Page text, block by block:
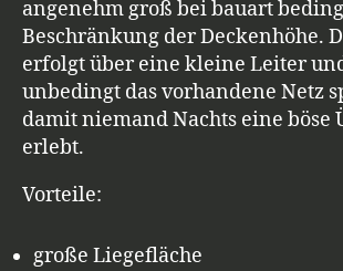
angenehm groß bei bauart
Beschränkung der Deckenhöhe.
erfolgt über eine kleine Leiter
unbedingt das vorhandene Netz
damit niemand Nachts eine böse
erlebt.
Vorteile:
große Liegefläche